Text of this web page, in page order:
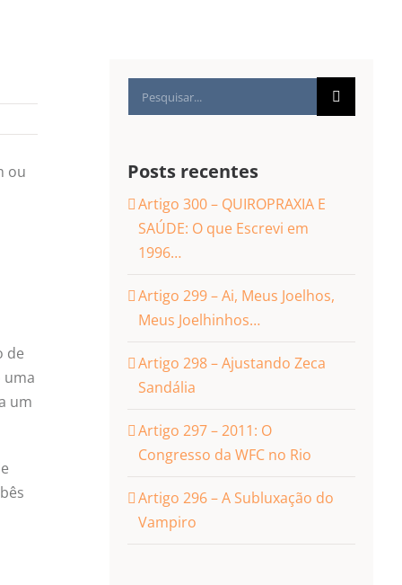
ou
de
uma
um
resultados
Posts recentes
Artigo 300 – QUIROPRAXIA E
SAÚDE: O que Escrevi em
1996…
Artigo 299 – Ai, Meus Joelhos,
Meus Joelhinhos…
Artigo 298 – Ajustando Zeca
Sandália
Artigo 297 – 2011: O
Congresso da WFC no Rio
Artigo 296 – A Subluxação do
Vampiro